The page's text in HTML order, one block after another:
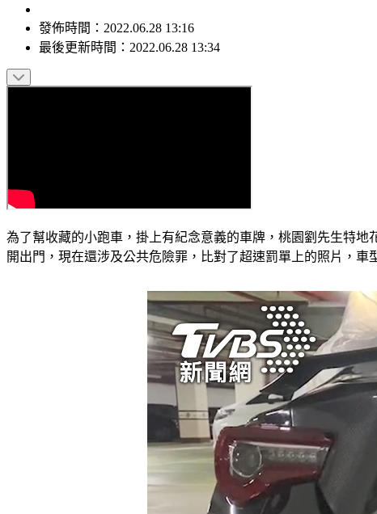
發佈時間： 2022.06.28 13:16
最後更新時間： 2022.06.28 13:34
為了幫收藏的小跑車，掛上有紀念意義的車牌，桃園劉先生特
開出門，現在還涉及公共危險罪，比對了超速罰單上的照片，